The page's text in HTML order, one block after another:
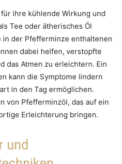
ihre kühlende Wirkung und
Tee oder ätherisches Öl
der Pfefferminze enthaltenen
dabei helfen, verstopfte
das Atmen zu erleichtern. Ein
kann die Symptome lindern
in den Tag ermöglichen.
von Pfefferminzöl, das auf ein
Erleichterung bringen.
und